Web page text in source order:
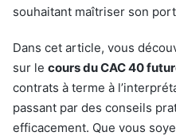
souhaitant maîtriser son
Dans cet article, vous
sur le cours du CAC 40
contrats à terme à
passant par des conseils
efficacement. Que vous